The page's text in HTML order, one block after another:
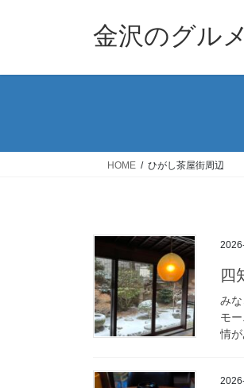
金沢のグル
HOME ひがし茶屋街周辺
四
み
モ
情